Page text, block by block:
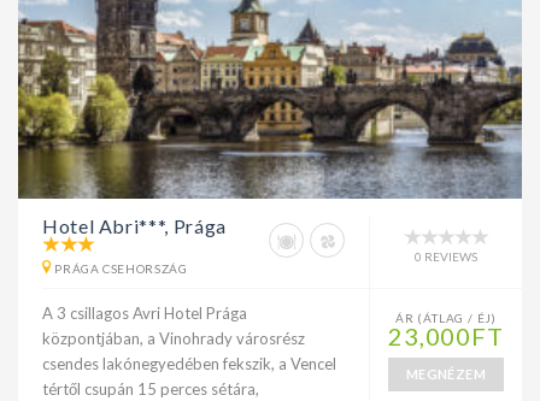
Hotel Abri***, Prága
PRÁGA CSEHORSZÁG
0 REVIEWS
A 3 csillagos Avri Hotel Prága
központjában, a Vinohrady városrész
csendes lakónegyedében fekszik, a Vencel
tértől csupán 15 perces sétára,
ÁR (ÁTLAG / ÉJ)
23,000FT
MEGNÉZEM